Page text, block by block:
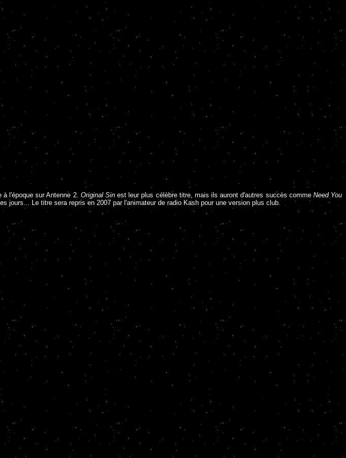
l'époque sur Antenne 2. Original Sinest leur plus célèbre titre, mais ils auront d'autres succès comme Need You
jours... Le titre sera repris en 2007 par l'animateur de radio Kash pour une version plus club.